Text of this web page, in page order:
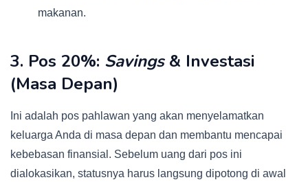
makanan.
3. Pos 20%: Savings& Investasi
(Masa Depan)
Ini adalah pos pahlawan yang akan menyelamatkan
keluarga Anda di masa depan dan membantu mencapai
kebebasan finansial. Sebelum uang dari pos ini
dialokasikan, statusnya harus langsung dipotong di awal